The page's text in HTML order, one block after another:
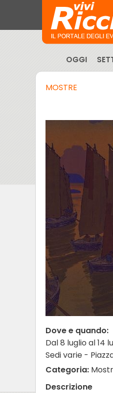
OGGI
MOSTRE
Dove e quando:
Dal 8 luglio al 14
Sedi varie -
Categoria:
Descrizione